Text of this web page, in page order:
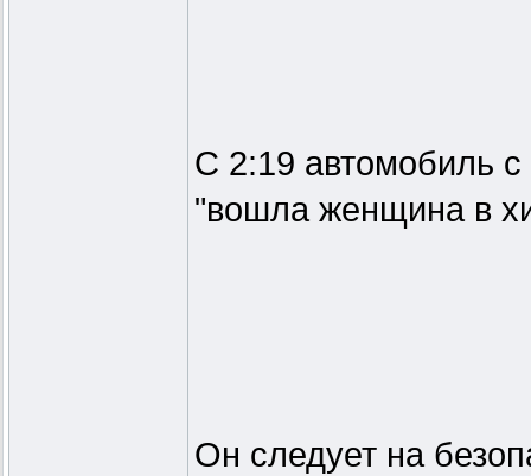
С 2:19 автомобиль
"вошла женщина в
Он следует на